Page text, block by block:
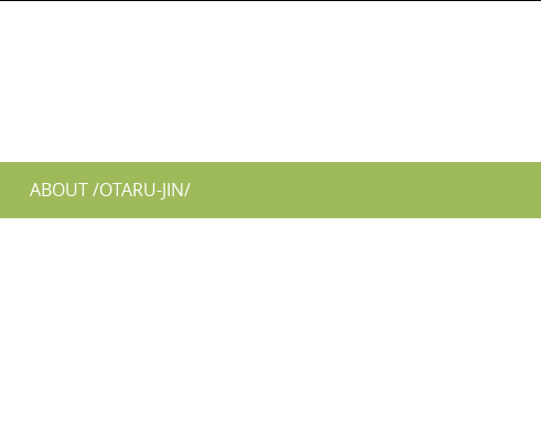
ABOUT /OTARU-JIN/